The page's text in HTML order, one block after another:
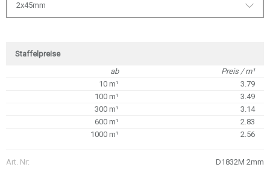
2x45mm
Staffelpreise
ab
Preis / m¹
10 m¹
3.79
100 m¹
3.49
300 m¹
3.14
600 m¹
2.83
1000 m¹
2.56
Art. Nr: D1832M 2mm